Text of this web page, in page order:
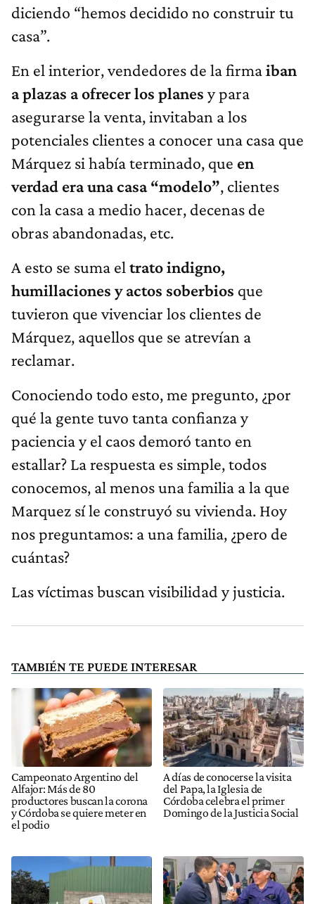
diciendo “hemos decidido no construir tu
casa”.
En el interior, vendedores de la firmaiban
a plazas a ofrecer los planes y para
asegurarse la venta, invitaban a los
potenciales clientes a conocer una casa que
Márquez si había terminado, que en
verdad era una casa “modelo”, clientes
con la casa a medio hacer, decenas de
obras abandonadas, etc.
A esto se suma el trato indigno,
humillaciones y actos soberbios que
tuvieron que vivenciar los clientes de
Márquez, aquellos que se atrevían a
reclamar.
Conociendo todo esto, me pregunto, ¿por
qué la gente tuvo tanta confianza y
paciencia y el caos demoró tanto en
estallar? La respuesta es simple, todos
conocemos, al menos una familia a la que
Marquez sí le construyó su vivienda. Hoy
nos preguntamos: a una familia, ¿pero de
cuántas?
Las víctimas buscan visibilidad y justicia.
TAMBIÉN TE PUEDE INTERESAR
Campeonato Argentino del
Alfajor: Más de 80
productores buscan la corona
y Córdoba se quiere meter en
el podio
A días de conocerse la visita
del Papa, la Iglesia de
Córdoba celebra el primer
Domingo de la Justicia Social